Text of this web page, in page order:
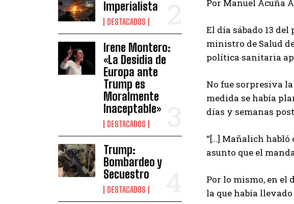
Imperialista
DESTACADOS
Irene Montero:
«La Desidia de
Europa ante
Trump es
Moralmente
Inaceptable»
DESTACADOS
Trump:
Bombardeo y
Secuestro
DESTACADOS
Por Manuel Acuña
El día sábado 13
ministro de Salud
política sanitaria
No fue sorpresiva
medida se había
días y semanas
“[…] Mañalich habló
asunto que el
Por lo mismo, en el
la que había